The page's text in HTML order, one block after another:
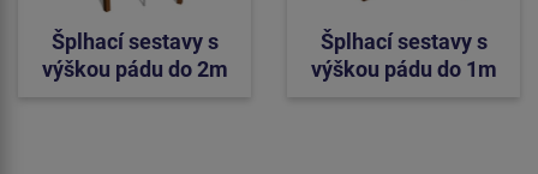
Šplhací sestavy s
výškou pádu do 2m
Šplhací sestavy s
výškou pádu do 1m